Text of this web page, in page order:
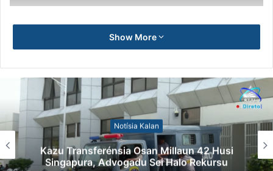
Show More
Notísia Kalan
Kazu Transferénsia Osan Millaun 42 Husi
Singapura, Advogadu Sei Halo Rekursu